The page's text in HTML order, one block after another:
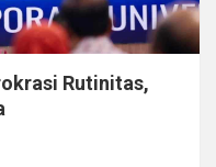
Rutinitas,